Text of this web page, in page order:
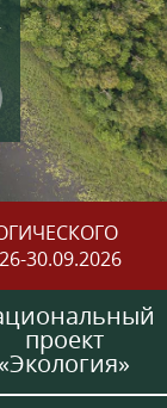
30.09.2026
проект
«Экология»